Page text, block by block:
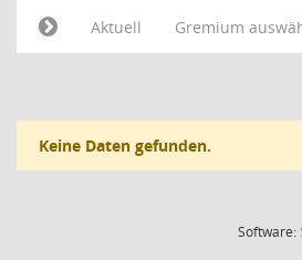
Aktuell
Gremium
Keine Daten gefunden.
Software: